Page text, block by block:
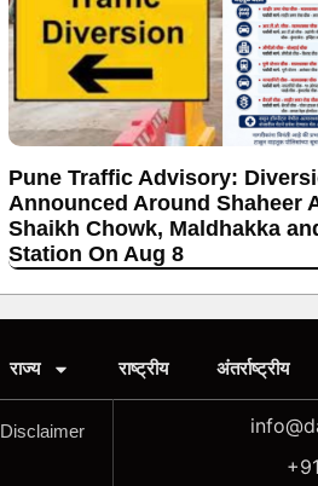
Pune Traffic Advisory:
Announced Around Shaheer
Shaikh Chowk, Maldhakka
Station On Aug 8
राज्य राष्ट्रीय अंतर्राष्ट्रीय
Disclaimer